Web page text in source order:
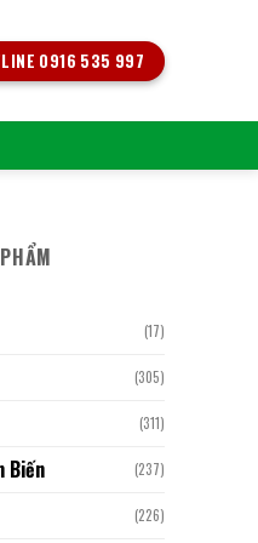
0916 535 997
(17)
(305)
(311)
Biến (237)
(226)